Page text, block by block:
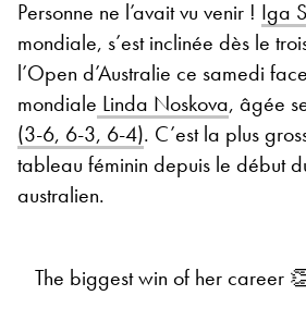
Personne ne l’avait vu venir ! Iga
mondiale, s’est inclinée dès le
l’Open d’Australie ce samedi
mondiale Linda Noskova, âgée
(3-6, 6-3, 6-4). C’est la plus
tableau féminin depuis le début
australien.
The biggest win of her career